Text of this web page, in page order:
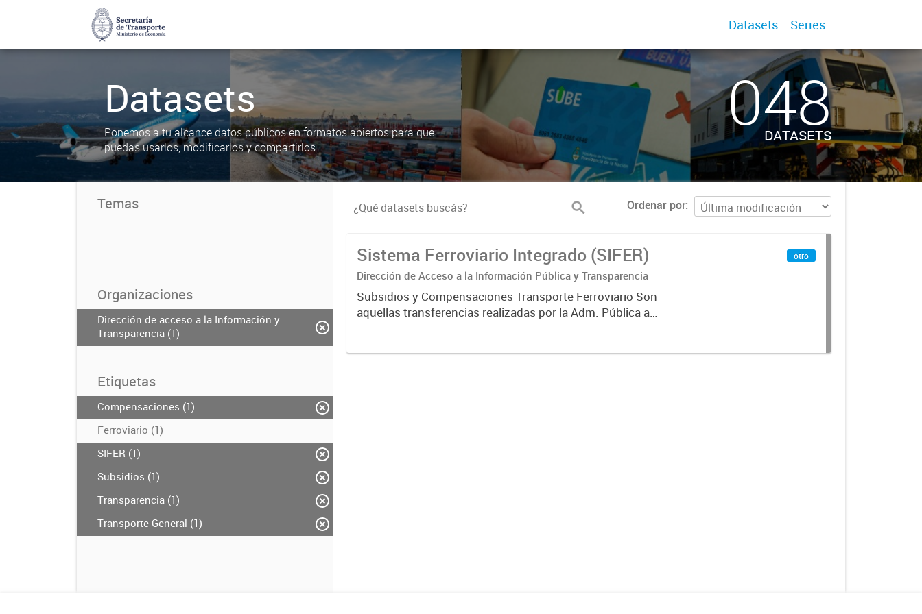
Datasets Series
Datasets
Ponemos a tu alcance datos públicos en formatos abiertos para que
puedas usarlos, modificarlos y compartirlos
048
DATASETS
Temas
Organizaciones
Dirección de acceso a la Información y
Transparencia (1)
Etiquetas
Compensaciones (1)
Ferroviario (1)
SIFER (1)
Subsidios (1)
Transparencia (1)
Transporte General (1)
Ordenar por
Sistema Ferroviario Integrado (SIFER)
Dirección de Acceso a la Información Pública y Transparencia
Subsidios y Compensaciones Transporte Ferroviario Son
aquellas transferencias realizadas por la Adm. Pública a
otro